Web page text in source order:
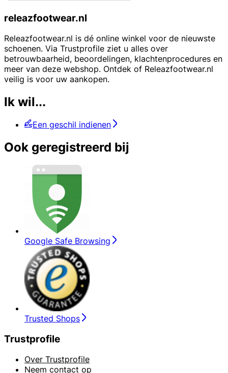
releazfootwear.nl
Releazfootwear.nl is dé online winkel voor de nieuwste
schoenen. Via Trustprofile ziet u alles over
betrouwbaarheid, beoordelingen, klachtenprocedures en
meer van deze webshop. Ontdek of Releazfootwear.nl
veilig is voor uw aankopen.
Ik wil...
Een geschil indienen
Ook geregistreerd bij
Google Safe Browsing
Trusted Shops
Trustprofile
Over Trustprofile
Neem contact op